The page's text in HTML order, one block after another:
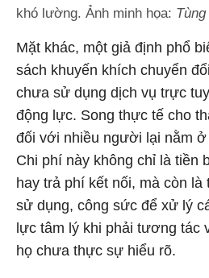
khó lường. Ảnh minh họa:
Mặt khác, một giả định phổ
sách khuyến khích chuyển
chưa sử dụng dịch vụ trực
động lực. Song thực tế cho
đối với nhiều người lại nằm
Chi phí này không chỉ là tiền
hay trả phí kết nối, mà còn
sử dụng, công sức để xử lý
lực tâm lý khi phải tương tác
họ chưa thực sự hiểu rõ.